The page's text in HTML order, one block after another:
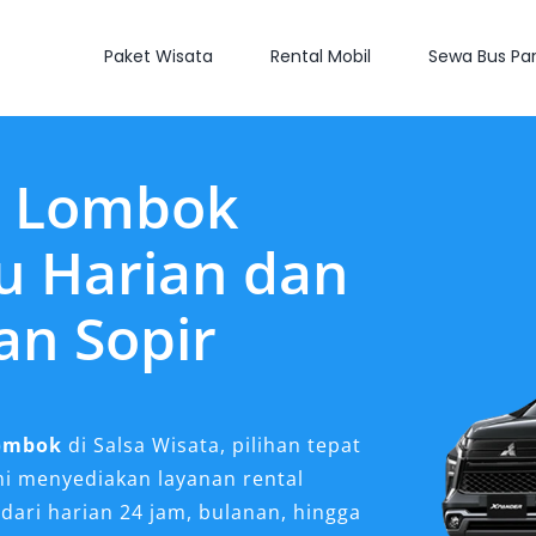
Paket Wisata Rental Mobil Sewa Bus
Lombok
Harian dan
Sopir
di Salsa Wisata, pilihan tepat
menyediakan layanan rental
harian 24 jam, bulanan, hingga